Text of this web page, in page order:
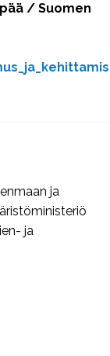
/ Suomen
ja
ja